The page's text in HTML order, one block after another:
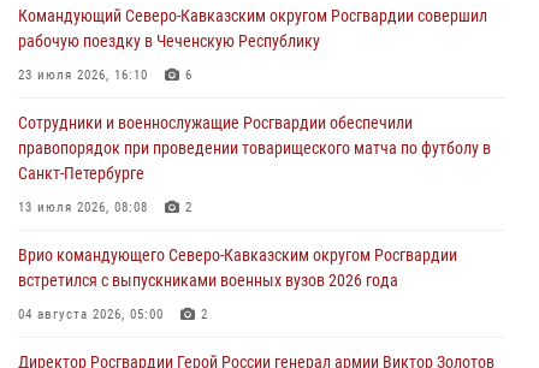
06 августа 2026, 14:47 10 1
В Брянске сотрудники и военнослужащие Росгвардии почтили
06 августа 2026, 14:36 2
В кинологическом центре Уральского округа Росгвардии почтили
память товарищей, погибших при исполнении воинского долга
В Центральном округе Росгвардии прошли мероприятия к
108‑летию генерала армии И.К. Яковлева
Командующий Северо-Кавказским округом Росгвардии совершил
рабочую поездку в Чеченскую Республику
23 июля 2026, 16:10 6
Сотрудники и военнослужащие Росгвардии обеспечили
правопорядок при проведении товарищеского матча по футболу в
Санкт-Петербурге
13 июля 2026, 08:08 2
Врио командующего Северо-Кавказским округом Росгвардии
встретился с выпускниками военных вузов 2026 года
04 августа 2026, 05:00 2
Директор Росгвардии Герой России генерал армии Виктор Золотов